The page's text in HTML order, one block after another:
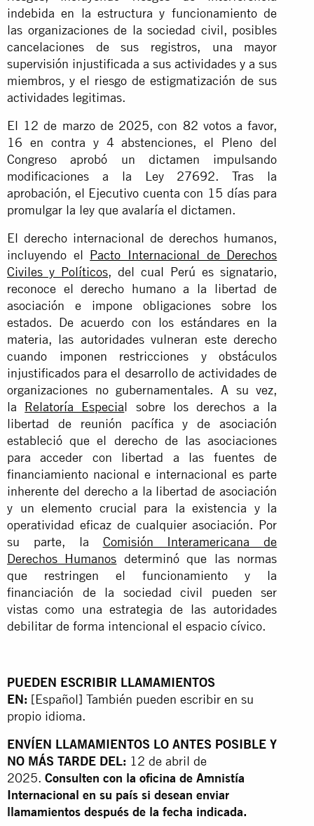
indebida en la estructura y funcionamiento de
las organizaciones de la sociedad civil, posibles
cancelaciones de sus registros, una mayor
supervisión injustificada a sus actividades y a sus
miembros, y el riesgo de estigmatización de sus
actividades legitimas.
El 12 de marzo de 2025, con 82 votos a favor,
16 en contra y 4 abstenciones, el Pleno del
Congreso aprobó un dictamen impulsando
modificaciones a la Ley 27692. Tras la
aprobación, el Ejecutivo cuenta con 15 días para
promulgar la ley que avalaría el dictamen.
El derecho internacional de derechos humanos,
incluyendo el Pacto Internacional de Derechos
Civiles y Políticos, del cual Perú es signatario,
reconoce el derecho humano a la libertad de
asociación e impone obligaciones sobre los
estados. De acuerdo con los estándares en la
materia, las autoridades vulneran este derecho
cuando imponen restricciones y obstáculos
injustificados para el desarrollo de actividades de
organizaciones no gubernamentales. A su vez,
la Relatoría Especial sobre los derechos a la
libertad de reunión pacífica y de asociación
estableció que el derecho de las asociaciones
para acceder con libertad a las fuentes de
financiamiento nacional e internacional es parte
inherente del derecho a la libertad de asociación
y un elemento crucial para la existencia y la
operatividad eficaz de cualquier asociación. Por
su parte, la Comisión Interamericana de
Derechos Humanos determinó que las normas
que restringen el funcionamiento y la
financiación de la sociedad civil pueden ser
vistas como una estrategia de las autoridades
debilitar de forma intencional el espacio cívico.
PUEDEN ESCRIBIR LLAMAMIENTOS
EN: [Español] También pueden escribir en su
propio idioma.
ENVÍEN LLAMAMIENTOS LO ANTES POSIBLE Y
NO MÁS TARDE DEL: 12 de abril de
2025. Consulten con la oficina de Amnistía
Internacional en su país si desean enviar
llamamientos después de la fecha indicada.